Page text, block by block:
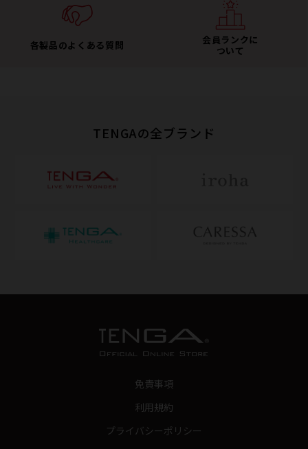
各製品のよくある質問
会員ランクに
ついて
TENGAの全ブランド
免責事項
利用規約
プライバシーポリシー